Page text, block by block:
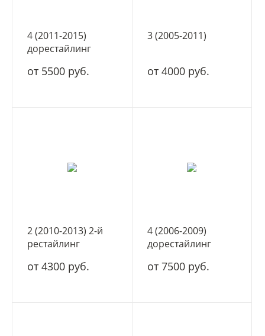
4 (2011-2015)
дорестайлинг
от 5500 руб.
3 (2005-2011)
от 4000 руб.
2 (2010-2013) 2-й
рестайлинг
от 4300 руб.
4 (2006-2009)
дорестайлинг
от 7500 руб.